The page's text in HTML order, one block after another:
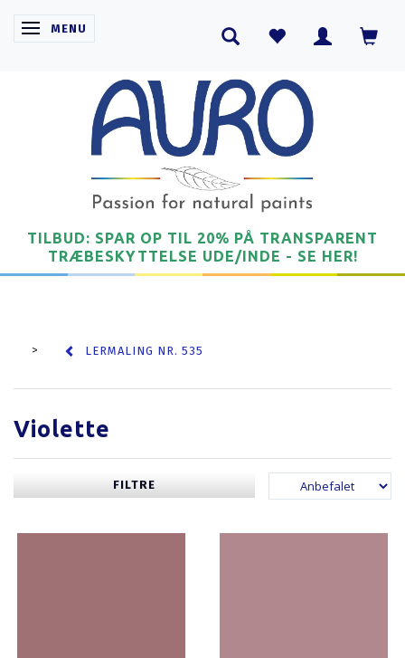
SKIFTE NAVIGATION
MENU
TILBUD: SPAR OP TIL 20% PÅ TRANSPARENT
TRÆBESKYTTELSE UDE/INDE - SE HER!
LERMALING NR. 535
Violette
FILTRE